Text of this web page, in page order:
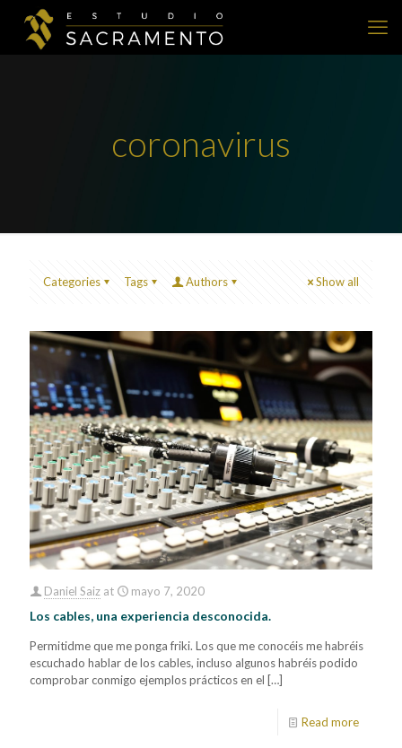
coronavirus
Categories Tags Authors Show all
Daniel Saiz at mayo 7, 2020
Los cables, una experiencia desconocida.
Permitidme que me ponga friki. Los que me conocéis me habréis
escuchado hablar de los cables, incluso algunos habréis podido
comprobar conmigo ejemplos prácticos en el […]
Read more